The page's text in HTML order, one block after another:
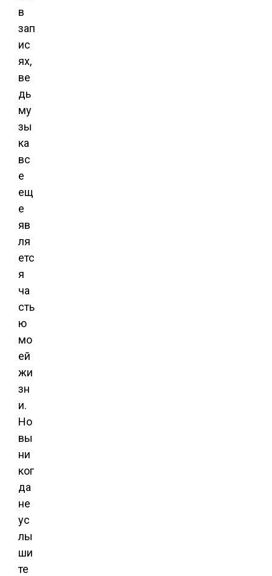
в
зап
ис
ях,
ве
дь
му
зы
ка
вс
е
ещ
е
яв
ля
етс
я
ча
сть
ю
мо
ей
жи
зн
и.
Но
вы
ни
ког
да
не
ус
лы
ши
те